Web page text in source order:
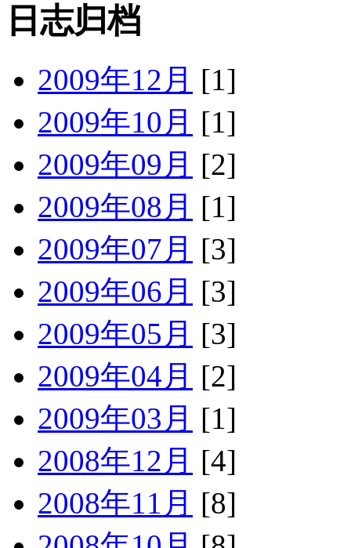
日志归档
2009年12月 [1]
2009年10月 [1]
2009年09月 [2]
2009年08月 [1]
2009年07月 [3]
2009年06月 [3]
2009年05月 [3]
2009年04月 [2]
2009年03月 [1]
2008年12月 [4]
2008年11月 [8]